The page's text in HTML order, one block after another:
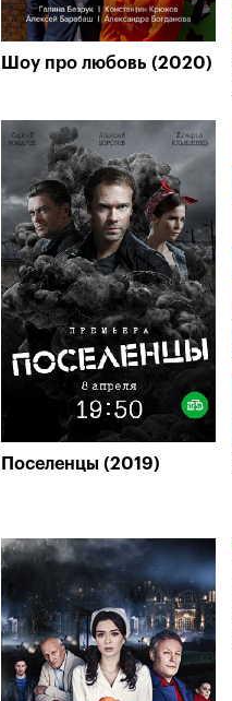
Шоу про любовь (2020)
Поселенцы (2019)